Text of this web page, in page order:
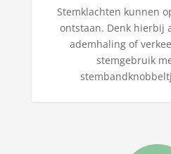
Stemklachten kunnen
ontstaan. Denk hierbij
ademhaling of
stemgebruik